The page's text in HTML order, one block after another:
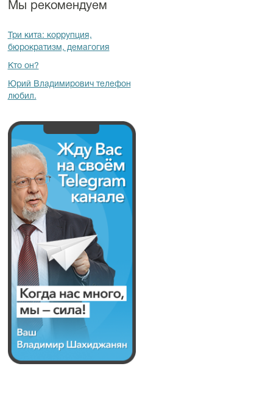
Мы рекомендуем
Три кита: коррупция,
бюрократизм, демагогия
Кто он?
Юрий Владимирович телефон
любил.